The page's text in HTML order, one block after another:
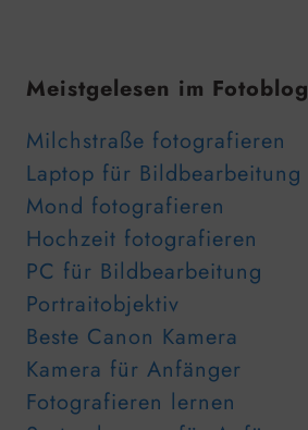
Meistgelesen im Fotoblog
Milchstraße fotografieren
Laptop für Bildbearbeitung
Mond fotografieren
Hochzeit fotografieren
PC für Bildbearbeitung
Portraitobjektiv
Beste Canon Kamera
Kamera für Anfänger
Fotografieren lernen